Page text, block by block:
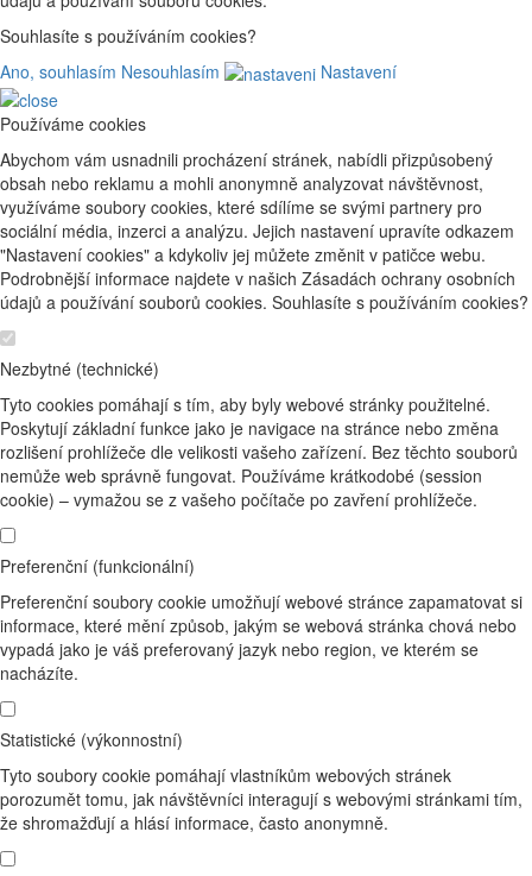
Souhlasíte s používáním cookies?
Ano, souhlasím Nesouhlasím Nastavení
Používáme cookies
Abychom vám usnadnili procházení stránek, nabídli přizpůsobený
obsah nebo reklamu a mohli anonymně analyzovat návštěvnost,
využíváme soubory cookies, které sdílíme se svými partnery pro
sociální média, inzerci a analýzu. Jejich nastavení upravíte odkazem
"Nastavení cookies" a kdykoliv jej můžete změnit v patičce webu.
Podrobnější informace najdete v našich Zásadách ochrany osobních
údajů a používání souborů cookies. Souhlasíte s používáním cookies?
Nezbytné (technické)
Tyto cookies pomáhají s tím, aby byly webové stránky použitelné.
Poskytují základní funkce jako je navigace na stránce nebo změna
rozlišení prohlížeče dle velikosti vašeho zařízení. Bez těchto souborů
nemůže web správně fungovat. Používáme krátkodobé (session
cookie) – vymažou se z vašeho počítače po zavření prohlížeče.
Preferenční (funkcionální)
Preferenční soubory cookie umožňují webové stránce zapamatovat si
informace, které mění způsob, jakým se webová stránka chová nebo
vypadá jako je váš preferovaný jazyk nebo region, ve kterém se
nacházíte.
Statistické (výkonnostní)
Tyto soubory cookie pomáhají vlastníkům webových stránek
porozumět tomu, jak návštěvníci interagují s webovými stránkami tím,
že shromažďují a hlásí informace, často anonymně.